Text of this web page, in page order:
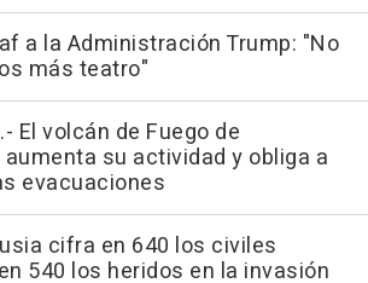
a la Administración Trump: "No
más teatro"
El volcán de Fuego de
su actividad y obliga a
evacuaciones
cifra en 640 los civiles
540 los heridos en la invasión